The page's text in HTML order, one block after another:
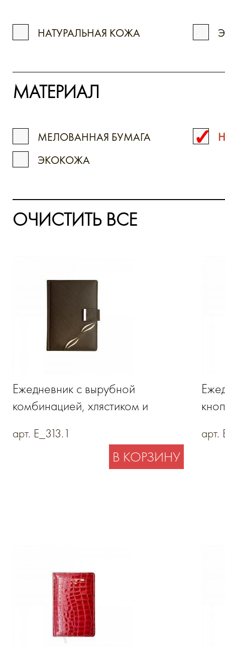
НАТУРАЛЬНАЯ КОЖА
МАТЕРИАЛ
МЕЛОВАННАЯ БУМАГА
ЭКОКОЖА
ОЧИСТИТЬ ВСЕ
Ежедневник с вырубной
комбинацией, хлястиком и
арт. E_313.1
В КОРЗИНУ
арт.